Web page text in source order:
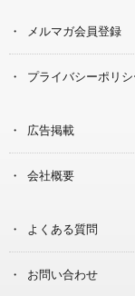
メルマガ会員登録
プライバシーポリシ
広告掲載
会社概要
よくある質問
お問い合わせ